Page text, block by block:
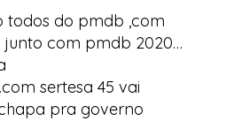
todos do pmdb ,com
junto com pmdb 2020…
sertesa 45 vai
pra governo